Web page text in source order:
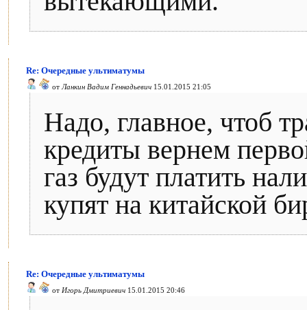
Re: Очередные ультиматумы
от Ланкин Вадим Геннадьевич 15.01.2015 21:05
Надо, главное, чтоб
кредиты вернем
газ будут платить
купят на китайской
Re: Очередные ультиматумы
от Игорь Дмитриевич 15.01.2015 20:46